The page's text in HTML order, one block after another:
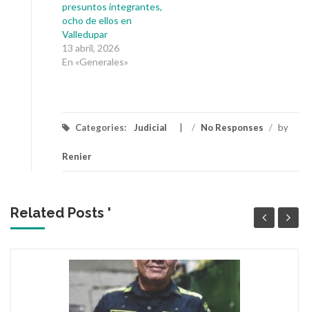
presuntos integrantes,
ocho de ellos en
Valledupar
13 abril, 2026
En «Generales»
Categories: Judicial / No Responses / by
Renier
Related Posts '